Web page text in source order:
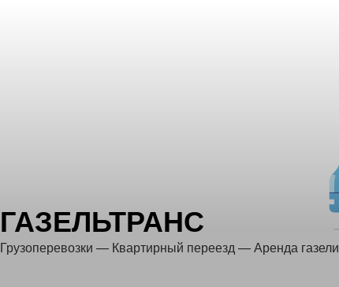
ГАЗЕЛЬТРАНС
Грузоперевозки — Квартирный переезд — Аренда газели